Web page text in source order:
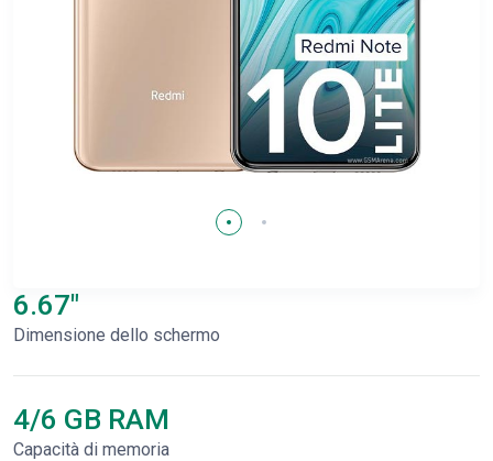
6.67"
Dimensione dello schermo
4/6 GB RAM
Capacità di memoria